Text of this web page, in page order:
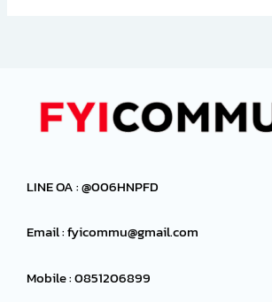
LINE OA : @006HNPFD
Email :fyicommu@gmail.com
Mobile : 0851206899